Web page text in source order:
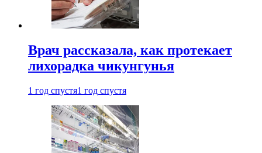
Врач рассказала, как протекает
лихорадка чикунгунья
1 год спустя1 год спустя